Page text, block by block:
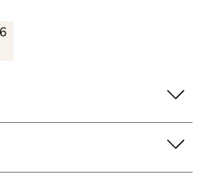
Dank Stereo HD
Revent Large Atomic Skibrille
Kopfbandgelenke